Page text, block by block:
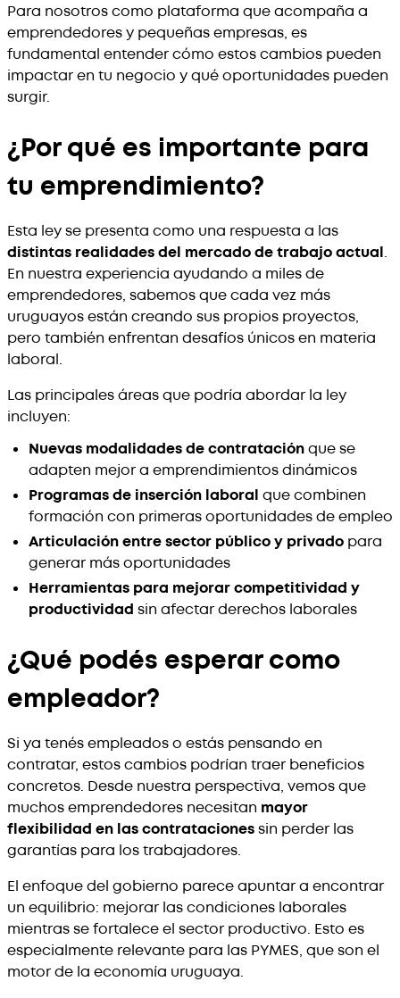
Para nosotros como plataforma que acompaña a
emprendedores y pequeñas empresas, es
fundamental entender cómo estos cambios pueden
impactar en tu negocio y qué oportunidades pueden
surgir.
¿Por qué es importante para
tu emprendimiento?
Esta ley se presenta como una respuesta a las
distintas realidades del mercado de trabajo actual.
En nuestra experiencia ayudando a miles de
emprendedores, sabemos que cada vez más
uruguayos están creando sus propios proyectos,
pero también enfrentan desafíos únicos en materia
laboral.
Las principales áreas que podría abordar la ley
incluyen:
Nuevas modalidades de contrataciónque se
adapten mejor a emprendimientos dinámicos
Programas de inserción laboral que combinen
formación con primeras oportunidades de empleo
Articulación entre sector público y privado para
generar más oportunidades
Herramientas para mejorar competitividad y
productividad sin afectar derechos laborales
¿Qué podés esperar como
empleador?
Si ya tenés empleados o estás pensando en
contratar, estos cambios podrían traer beneficios
concretos. Desde nuestra perspectiva, vemos que
muchos emprendedores necesitan mayor
flexibilidad en las contratacionessin perder las
garantías para los trabajadores.
El enfoque del gobierno parece apuntar a encontrar
un equilibrio: mejorar las condiciones laborales
mientras se fortalece el sector productivo. Esto es
especialmente relevante para las PYMES, que son el
motor de la economía uruguaya.